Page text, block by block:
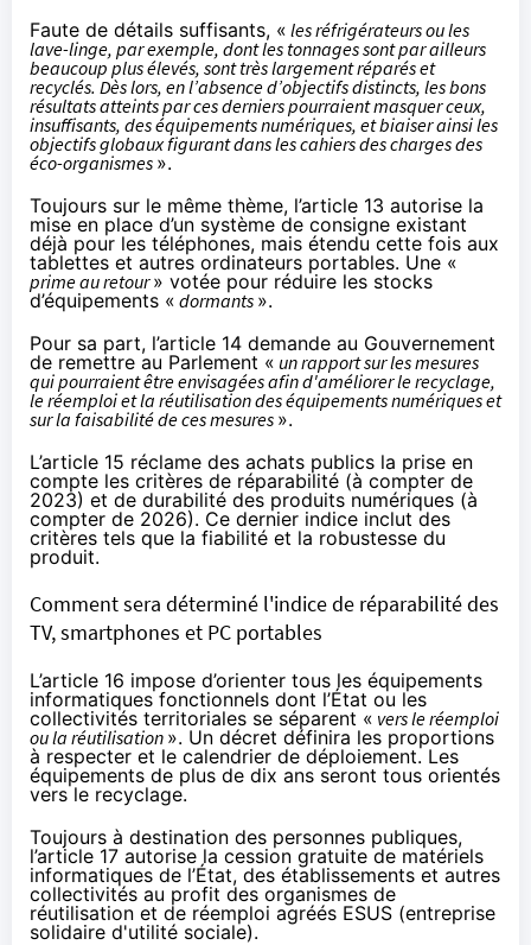
Faute de détails suffisants, « les réfrigérateurs ou les
lave-linge, par exemple, dont les tonnages sont par ailleurs
beaucoup plus élevés, sont très largement réparés et
recyclés. Dès lors, en l’absence d’objectifs distincts, les bons
résultats atteints par ces derniers pourraient masquer ceux,
insuffisants, des équipements numériques, et biaiser ainsi les
objectifs globaux figurant dans les cahiers des charges des
éco-organismes ».
Toujours sur le même thème, l’article 13 autorise la
mise en place d’un système de consigne existant
déjà pour les téléphones, mais étendu cette fois aux
tablettes et autres ordinateurs portables. Une «
prime au retour» votée pour réduire les stocks
d’équipements « dormants ».
Pour sa part, l’article 14 demande au Gouvernement
de remettre au Parlement « un rapport sur les mesures
qui pourraient être envisagées afin d'améliorer le recyclage,
le réemploi et la réutilisation des équipements numériques et
sur la faisabilité de ces mesures ».
L’article 15 réclame des achats publics la prise en
compte les critères de réparabilité (à compter de
2023) et de durabilité des produits numériques (à
compter de 2026). Ce dernier indice inclut des
critères tels que la fiabilité et la robustesse du
produit.
Comment sera déterminé l'indice de réparabilité des
TV, smartphones et PC portables
L’article 16 impose d’orienter tous les équipements
informatiques fonctionnels dont l’État ou les
collectivités territoriales se séparent « vers le réemploi
ou la réutilisation ». Un décret définira les proportions
à respecter et le calendrier de déploiement. Les
équipements de plus de dix ans seront tous orientés
vers le recyclage.
Toujours à destination des personnes publiques,
l’article 17 autorise la cession gratuite de matériels
informatiques de l’État, des établissements et autres
collectivités au profit des organismes de
réutilisation et de réemploi agréés ESUS (entreprise
solidaire d'utilité sociale).